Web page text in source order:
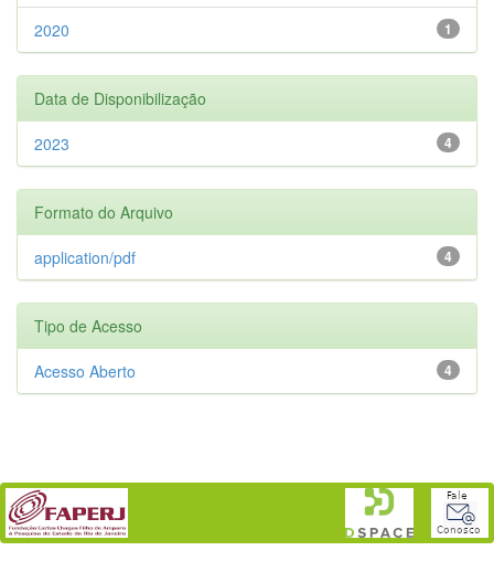
1
2020
Data de Disponibilização
4
2023
Formato do Arquivo
4
application/pdf
Tipo de Acesso
4
Acesso Aberto